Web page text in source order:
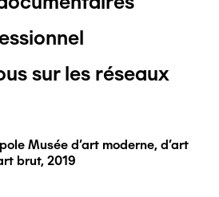
sur les réseaux
Musée d'art moderne, d'art
brut, 2019